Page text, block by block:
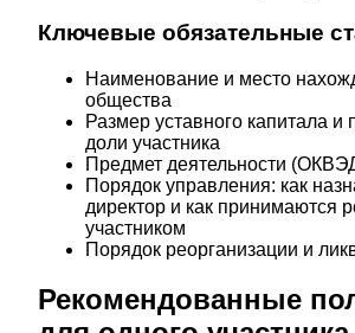
Ключевые обязательные
Наименование и место
общества
Размер уставного капитала и
доли участника
Предмет деятельности
Порядок управления: как
директор и как принимаются
участником
Порядок реорганизации и
Рекомендованные